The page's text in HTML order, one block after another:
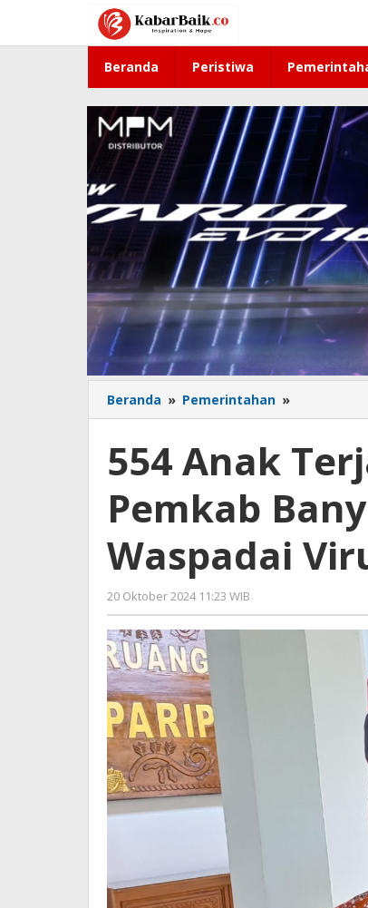
konten
Beranda Peristiwa
Beranda » Pemerintahan »
Anak
Pemkab
Banyuwangi
Imbau
Waspadai
Virus
554 Anak
Pemkab
Waspadai
20 Oktober 2024 11:23 WIB
Andika
DP